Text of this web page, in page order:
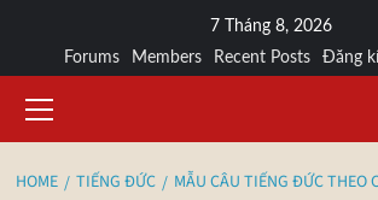
7 Tháng 8, 2026
Forums
Members Recent Posts Đăng
HOME TIẾNG ĐỨC MẪU CÂU TIẾNG ĐỨC THEO